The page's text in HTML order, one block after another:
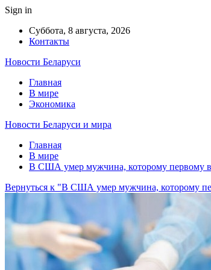
Sign in
Суббота, 8 августа, 2026
Контакты
Новости Беларуси
Главная
В мире
Экономика
Новости Беларуси и мира
Главная
В мире
В США умер мужчина, которому первому в
Вернуться к "В США умер мужчина, которому